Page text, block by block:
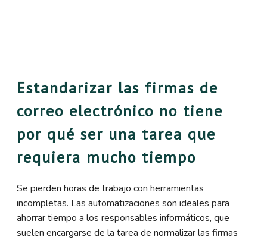
Estandarizar las firmas de
correo electrónico no tiene
por qué ser una tarea que
requiera mucho tiempo
Se pierden horas de trabajo con herramientas
incompletas. Las automatizaciones son ideales para
ahorrar tiempo a los responsables informáticos, que
suelen encargarse de la tarea de normalizar las firmas